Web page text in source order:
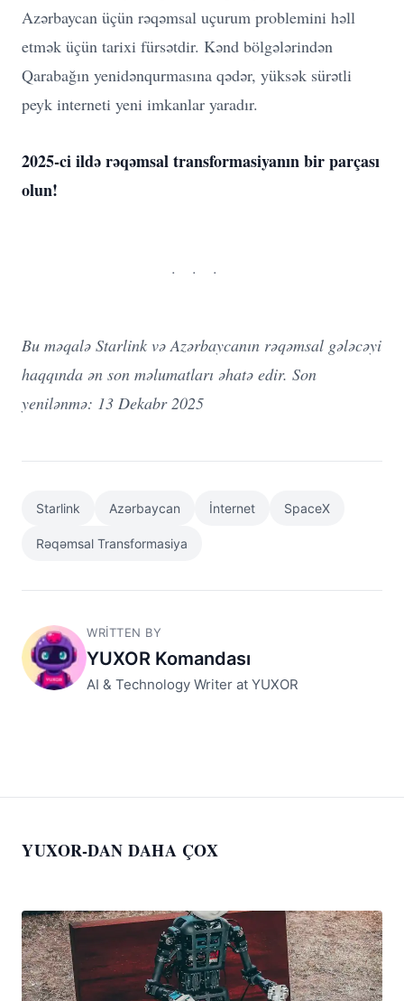
Azərbaycan üçün rəqəmsal uçurum problemini həll
etmək üçün tarixi fürsətdir. Kənd bölgələrindən
Qarabağın yenidənqurmasına qədər, yüksək sürətli
peyk interneti yeni imkanlar yaradır.
2025-ci ildə rəqəmsal transformasiyanın bir parçası
olun!
Bu məqalə Starlink və Azərbaycanın rəqəmsal gələcəyi
haqqında ən son məlumatları əhatə edir. Son
yenilənmə: 13 Dekabr 2025
Starlink Azərbaycan İnternet SpaceX
Rəqəmsal Transformasiya
WRITTEN BY
YUXOR Komandası
AI & Technology Writer at YUXOR
YUXOR-DAN DAHA ÇOX